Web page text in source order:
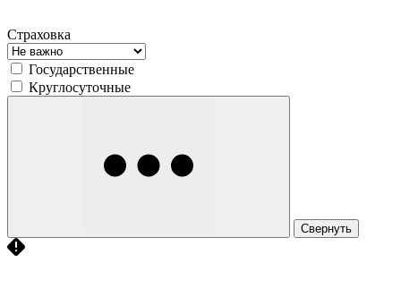
Страховка
Государственные
Круглосуточные
Свернуть